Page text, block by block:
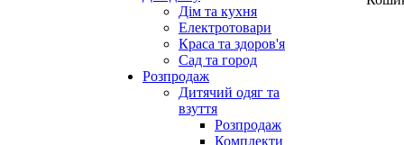
Дім та кухня
Електротовари
Краса та здоров'я
Сад та город
Розпродаж
Дитячий одяг та
взуття
Розпродаж
Комплекти